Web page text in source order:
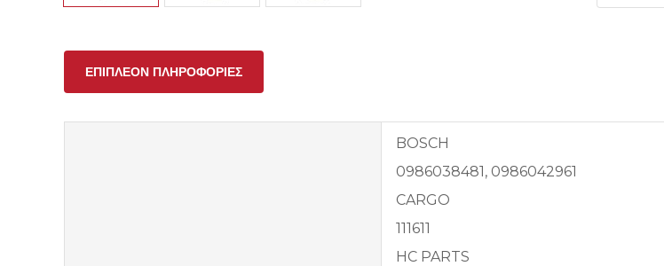
ΕΠΙΠΛΈΟΝ ΠΛΗΡΟΦΟΡΊΕΣ
BOSCH
0986038481, 0986042961
CARGO
111611
HC PARTS